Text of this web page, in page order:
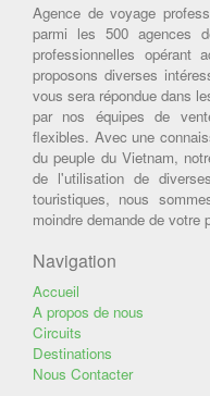
Agence de voyage
parmi les 500 agences
professionnelles opérant
proposons diverses
vous sera répondue dans
par nos équipes de
flexibles. Avec une
du peuple du Vietnam,
de l'utilisation de
touristiques, nous
moindre demande de votre
Navigation
Accueil
A propos de nous
Circuits
Destinations
Nous Contacter